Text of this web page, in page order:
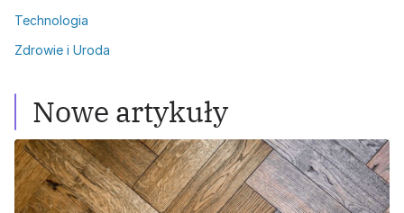
Technologia
Zdrowie i Uroda
Nowe artykuły